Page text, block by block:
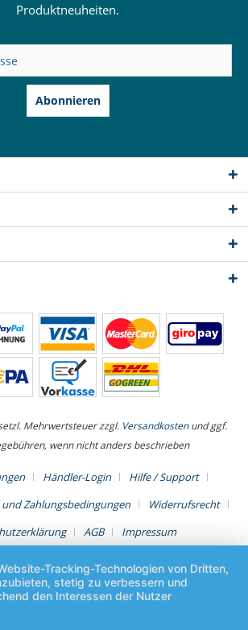
Produktneuheiten.
Abonnieren
Mehrwertsteuer zzgl. Versandkostenund ggf.
wenn nicht anders beschrieben
Händler-Login
Hilfe / Support
und Zahlungsbedingungen
Widerrufsrecht
AGB Impressum
Tracking-Technologien von Dritten,
stetig zu verbessern und
den Interessen der Nutzer